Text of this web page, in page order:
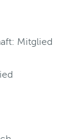
Mitglied